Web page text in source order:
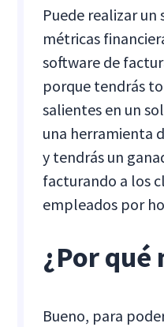
Puede realizar
métricas
software de
porque tendrás
salientes en un
una herramienta
y tendrás un
facturando a los
empleados por
¿Por qué
Bueno, para